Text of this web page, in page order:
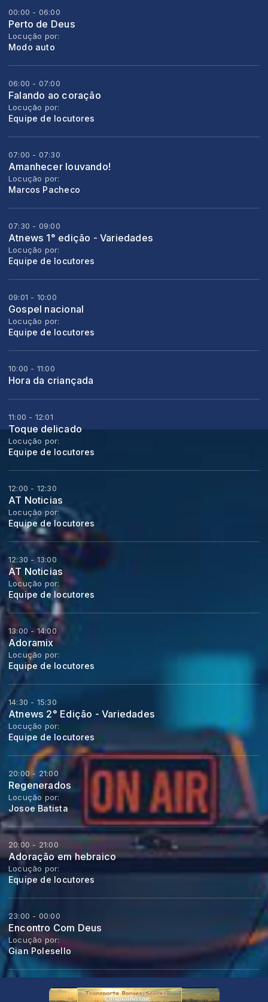
00:00 - 06:00
Perto de Deus
Locução por:
Modo auto
06:00 - 07:00
Falando ao coração
Locução por:
Equipe de locutores
07:00 - 07:30
Amanhecer louvando!
Locução por:
Marcos Pacheco
07:30 - 09:00
Atnews 1° edição - Variedades
Locução por:
Equipe de locutores
09:01 - 10:00
Gospel nacional
Locução por:
Equipe de locutores
10:00 - 11:00
Hora da criançada
11:00 - 12:01
Toque delicado
Locução por:
Equipe de locutores
12:00 - 12:30
AT Noticias
Locução por:
Equipe de locutores
12:30 - 13:00
AT Noticias
Locução por:
Equipe de locutores
13:00 - 14:00
Adoramix
Locução por:
Equipe de locutores
14:30 - 15:30
Atnews 2° Edição - Variedades
Locução por:
Equipe de locutores
20:00 - 21:00
Regenerados
Locução por:
Josoe Batista
20:00 - 21:00
Adoração em hebraico
Locução por:
Equipe de locutores
23:00 - 00:00
Encontro Com Deus
Locução por:
Gian Polesello